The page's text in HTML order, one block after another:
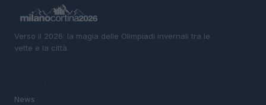
Verso il 2026: la magia delle Olimpiadi invernali tra le
vette e la città.
News